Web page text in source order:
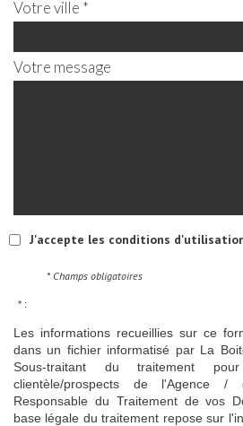
Votre ville *
Votre message
J'accepte les conditions
* Champs obligatoires
* :
Les informations recueillies sur ce
dans un fichier informatisé par La
Sous-traitant du traitement
clientèle/prospects de l'Agence
Responsable du Traitement de vos
base légale du traitement repose sur